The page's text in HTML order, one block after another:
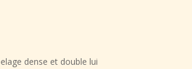
dense et double lui